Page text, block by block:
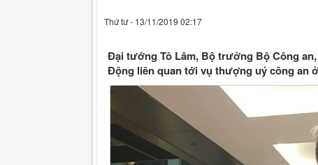
Thứ tư - 13/11/2019 02:17
Đại tướng Tô Lâm, Bộ trưởng Bộ Công
Động liên quan tới vụ thượng uý công an